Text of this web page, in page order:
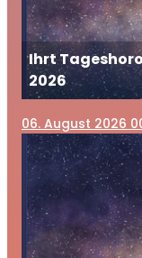
Ihrt
2026
06. August 2026